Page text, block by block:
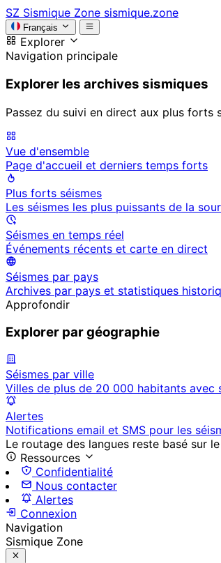
SZ Sismique Zone sismique.zone
Français
Explorer
Navigation principale
Explorer les archives sismiques
Passez du suivi en direct aux plus forts
Vue d'ensemble
Page d'accueil et derniers temps forts
Plus forts séismes
Les séismes les plus puissants de la
Séismes en temps réel
Événements récents et carte en direct
Séismes par pays
Archives par pays et statistiques
Approfondir
Explorer par géographie
Séismes par ville
Villes de plus de 20 000 habitants avec
Alertes
Notifications email et SMS pour les
Le routage des langues reste basé sur
Ressources
Confidentialité
Nous contacter
Alertes
Connexion
Navigation
Sismique Zone